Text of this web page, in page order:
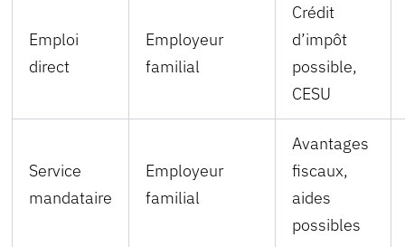
Emploi
direct
Employeur
familial
Crédit
d’impôt
possible,
CESU
Service
mandataire
Employeur
familial
Avantages
fiscaux,
aides
possibles